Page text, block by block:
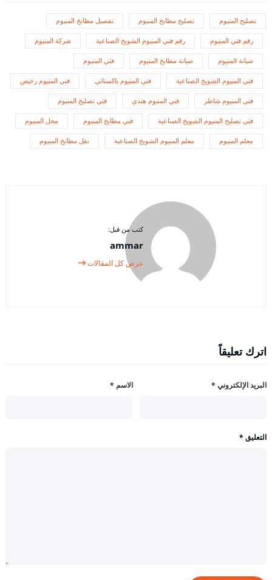
تصليح المنيوم تصليح مطابخ المنيوم تفصيل مطابخ المنيوم
رقم فني المنيوم رقم فني المنيوم الشويخ الصناعية شركة المنيوم
صيانة المنيوم صيانة مطابخ المنيوم فني المنيوم
فني المنيوم الشويخ الصناعية فني المنيوم باكستاني فني المنيوم رخيص
فني المنيوم شاطر فني المنيوم هندي فني تصليح المنيوم
فني تصليح المنيوم الشويخ الصناعية فني مطابخ المنيوم محل المنيوم
معلم المنيوم معلم المنيوم الشويخ الصناعية نقل مطابخ المنيوم
كتب من قبل:
ammar
عرض كل المقالات
اترك تعليقاً
الاسم * البريد الإلكتروني *
التعليق *